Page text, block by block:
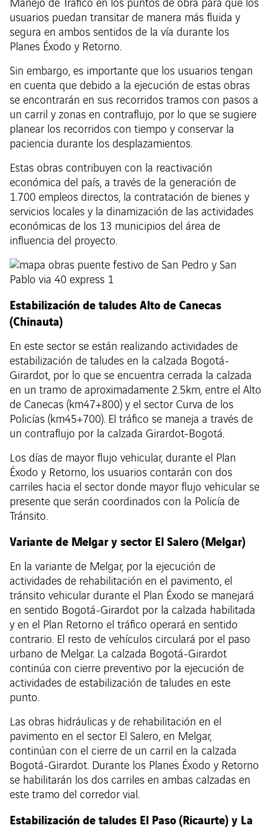
Manejo de Tráfico en los puntos de obra para que los
usuarios puedan transitar de manera más fluida y
segura en ambos sentidos de la vía durante los
Planes Éxodo y Retorno.
Sin embargo, es importante que los usuarios tengan
en cuenta que debido a la ejecución de estas obras
se encontrarán en sus recorridos tramos con pasos a
un carril y zonas en contraflujo, por lo que se sugiere
planear los recorridos con tiempo y conservar la
paciencia durante los desplazamientos.
Estas obras contribuyen con la reactivación
económica del país, a través de la generación de
1.700 empleos directos, la contratación de bienes y
servicios locales y la dinamización de las actividades
económicas de los 13 municipios del área de
influencia del proyecto.
Estabilización de taludes Alto de Canecas
(Chinauta)
En este sector se están realizando actividades de
estabilización de taludes en la calzada Bogotá-
Girardot, por lo que se encuentra cerrada la calzada
en un tramo de aproximadamente 2.5km, entre el Alto
de Canecas (km47+800) y el sector Curva de los
Policías (km45+700). El tráfico se maneja a través de
un contraflujo por la calzada Girardot-Bogotá.
Los días de mayor flujo vehicular, durante el Plan
Éxodo y Retorno, los usuarios contarán con dos
carriles hacia el sector donde mayor flujo vehicular se
presente que serán coordinados con la Policía de
Tránsito.
Variante de Melgar y sector El Salero (Melgar)
En la variante de Melgar, por la ejecución de
actividades de rehabilitación en el pavimento, el
tránsito vehicular durante el Plan Éxodo se manejará
en sentido Bogotá-Girardot por la calzada habilitada
y en el Plan Retorno el tráfico operará en sentido
contrario. El resto de vehículos circulará por el paso
urbano de Melgar. La calzada Bogotá-Girardot
continúa con cierre preventivo por la ejecución de
actividades de estabilización de taludes en este
punto.
Las obras hidráulicas y de rehabilitación en el
pavimento en el sector El Salero, en Melgar,
continúan con el cierre de un carril en la calzada
Bogotá-Girardot. Durante los Planes Éxodo y Retorno
se habilitarán los dos carriles en ambas calzadas en
este tramo del corredor vial.
Estabilización de taludes El Paso (Ricaurte) y La